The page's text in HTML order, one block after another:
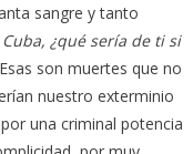
sangre y tanto
Cuba, ¿qué sería de ti si
Esas son muertes que no
nuestro exterminio
una criminal potencia